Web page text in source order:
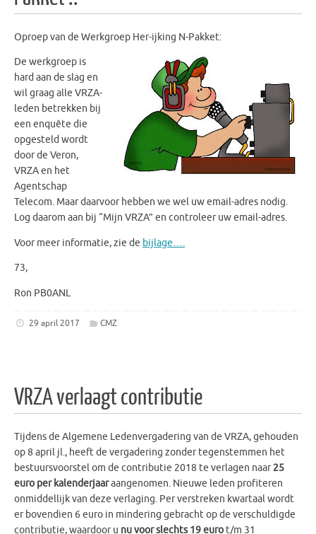
Oproep van de Werkgroep Her-ijking N-Pakket:
De werkgroep is
hard aan de slag en
wil graag alle VRZA-
leden betrekken bij
een enquête die
opgesteld wordt
door de Veron,
VRZA en het
Agentschap
Telecom. Maar daarvoor hebben we wel uw email-adres nodig.
Log daarom aan bij “Mijn VRZA” en controleer uw email-adres.
Voor meer informatie, zie de bijlage….
73,
Ron PB0ANL
29 april 2017 CMZ
VRZA verlaagt contributie
Tijdens de Algemene Ledenvergadering van de VRZA, gehouden
op 8 april jl., heeft de vergadering zonder tegenstemmen het
bestuursvoorstel om de contributie 2018 te verlagen naar25
euro per kalenderjaaraangenomen. Nieuwe leden profiteren
onmiddellijk van deze verlaging. Per verstreken kwartaal wordt
er bovendien 6 euro in mindering gebracht op de verschuldigde
contributie, waardoor u nu voor slechts 19 euro t/m 31